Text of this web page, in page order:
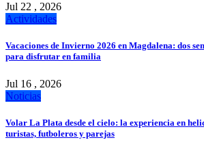
Jul 22 , 2026
Actividades
Vacaciones de Invierno 2026 en Magdalena: dos
para disfrutar en familia
Jul 16 , 2026
Noticias
Volar La Plata desde el cielo: la experiencia en
turistas, futboleros y parejas